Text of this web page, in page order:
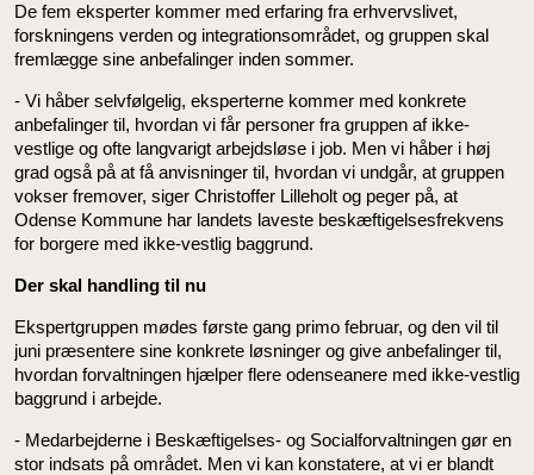
De fem eksperter kommer med erfaring fra erhvervslivet,
forskningens verden og integrationsområdet, og gruppen skal
fremlægge sine anbefalinger inden sommer.
- Vi håber selvfølgelig, eksperterne kommer med konkrete
anbefalinger til, hvordan vi får personer fra gruppen af ikke-
vestlige og ofte langvarigt arbejdsløse i job. Men vi håber i høj
grad også på at få anvisninger til, hvordan vi undgår, at gruppen
vokser fremover, siger Christoffer Lilleholt og peger på, at
Odense Kommune har landets laveste beskæftigelsesfrekvens
for borgere med ikke-vestlig baggrund.
Der skal handling til nu
Ekspertgruppen mødes første gang primo februar, og den vil til
juni præsentere sine konkrete løsninger og give anbefalinger til,
hvordan forvaltningen hjælper flere odenseanere med ikke-vestlig
baggrund i arbejde.
- Medarbejderne i Beskæftigelses- og Socialforvaltningen gør en
stor indsats på området. Men vi kan konstatere, at vi er blandt